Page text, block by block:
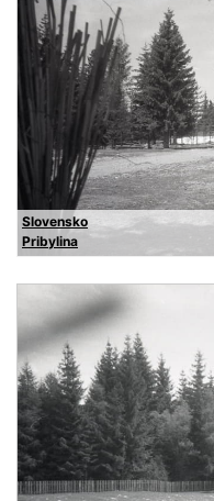
Slovensko
Pribylina